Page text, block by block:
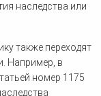
наследства или
также переходят
Например, в
номер 1175